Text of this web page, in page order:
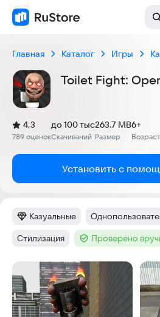
Главная Каталог Игры
Toilet Fight:
Рейтинг:
4,3
(
789 оценок
)
Скачиваний
до 100 тыс
Размер
263.7 MB
Возраст
6+
Установить с
Категория:
Казуальные Тег:
Тег:
Стилизация Тег :Проверено
Скриншоты